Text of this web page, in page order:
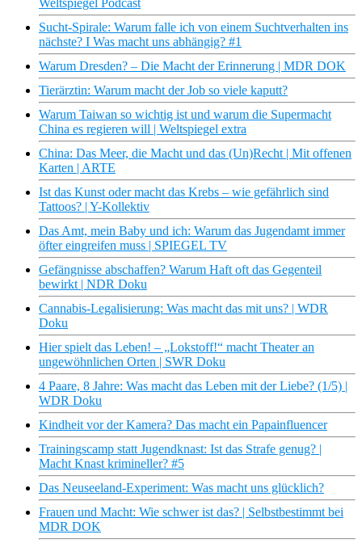
Weltspiegel Podcast
Sucht-Spirale: Warum falle ich von einem Suchtverhalten ins
nächste? I Was macht uns abhängig? #1
Warum Dresden? – Die Macht der Erinnerung | MDR DOK
Tierärztin: Warum macht der Job so viele kaputt?
Warum Taiwan so wichtig ist und warum die Supermacht
China es regieren will | Weltspiegel extra
China: Das Meer, die Macht und das (Un)Recht | Mit offenen
Karten | ARTE
Ist das Kunst oder macht das Krebs – wie gefährlich sind
Tattoos? | Y-Kollektiv
Das Amt, mein Baby und ich: Warum das Jugendamt immer
öfter eingreifen muss | SPIEGEL TV
Gefängnisse abschaffen? Warum Haft oft das Gegenteil
bewirkt | NDR Doku
Cannabis-Legalisierung: Was macht das mit uns? | WDR
Doku
Hier spielt das Leben! – „Lokstoff!“ macht Theater an
ungewöhnlichen Orten | SWR Doku
4 Paare, 8 Jahre: Was macht das Leben mit der Liebe? (1/5) |
WDR Doku
Kindheit vor der Kamera? Das macht ein Papainfluencer
Trainingscamp statt Jugendknast: Ist das Strafe genug? |
Macht Knast krimineller? #5
Das Neuseeland-Experiment: Was macht uns glücklich?
Frauen und Macht: Wie schwer ist das? | Selbstbestimmt bei
MDR DOK